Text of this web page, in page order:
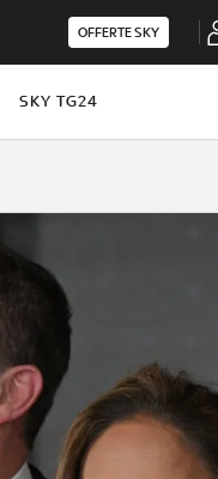
OFFERTE SKY
SKY TG24